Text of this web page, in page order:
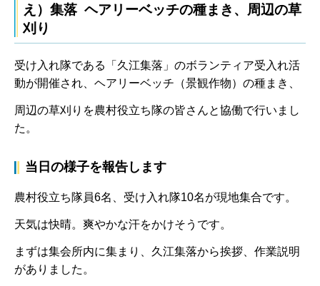
え）集落 ヘアリーベッチの種まき、周辺の草
刈り
受け入れ隊である「久江集落」のボランティア受入れ活
動が開催され、ヘアリーベッチ（景観作物）の種まき、
周辺の草刈りを農村役立ち隊の皆さんと協働で行いまし
た。
当日の様子を報告します
農村役立ち隊員6名、受け入れ隊10名が現地集合です。
天気は快晴。爽やかな汗をかけそうです。
まずは集会所内に集まり、久江集落から挨拶、作業説明
がありました。